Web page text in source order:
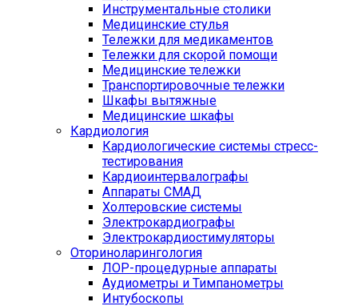
Инструментальные столики
Медицинские стулья
Тележки для медикаментов
Тележки для скорой помощи
Медицинские тележки
Транспортировочные тележки
Шкафы вытяжные
Медицинские шкафы
Кардиология
Кардиологические системы стресс-
тестирования
Кардиоинтервалографы
Аппараты СМАД
Холтеровские системы
Электрокардиографы
Электрокардиостимуляторы
Оториноларингология
ЛОР-процедурные аппараты
Аудиометры и Тимпанометры
Интубоскопы